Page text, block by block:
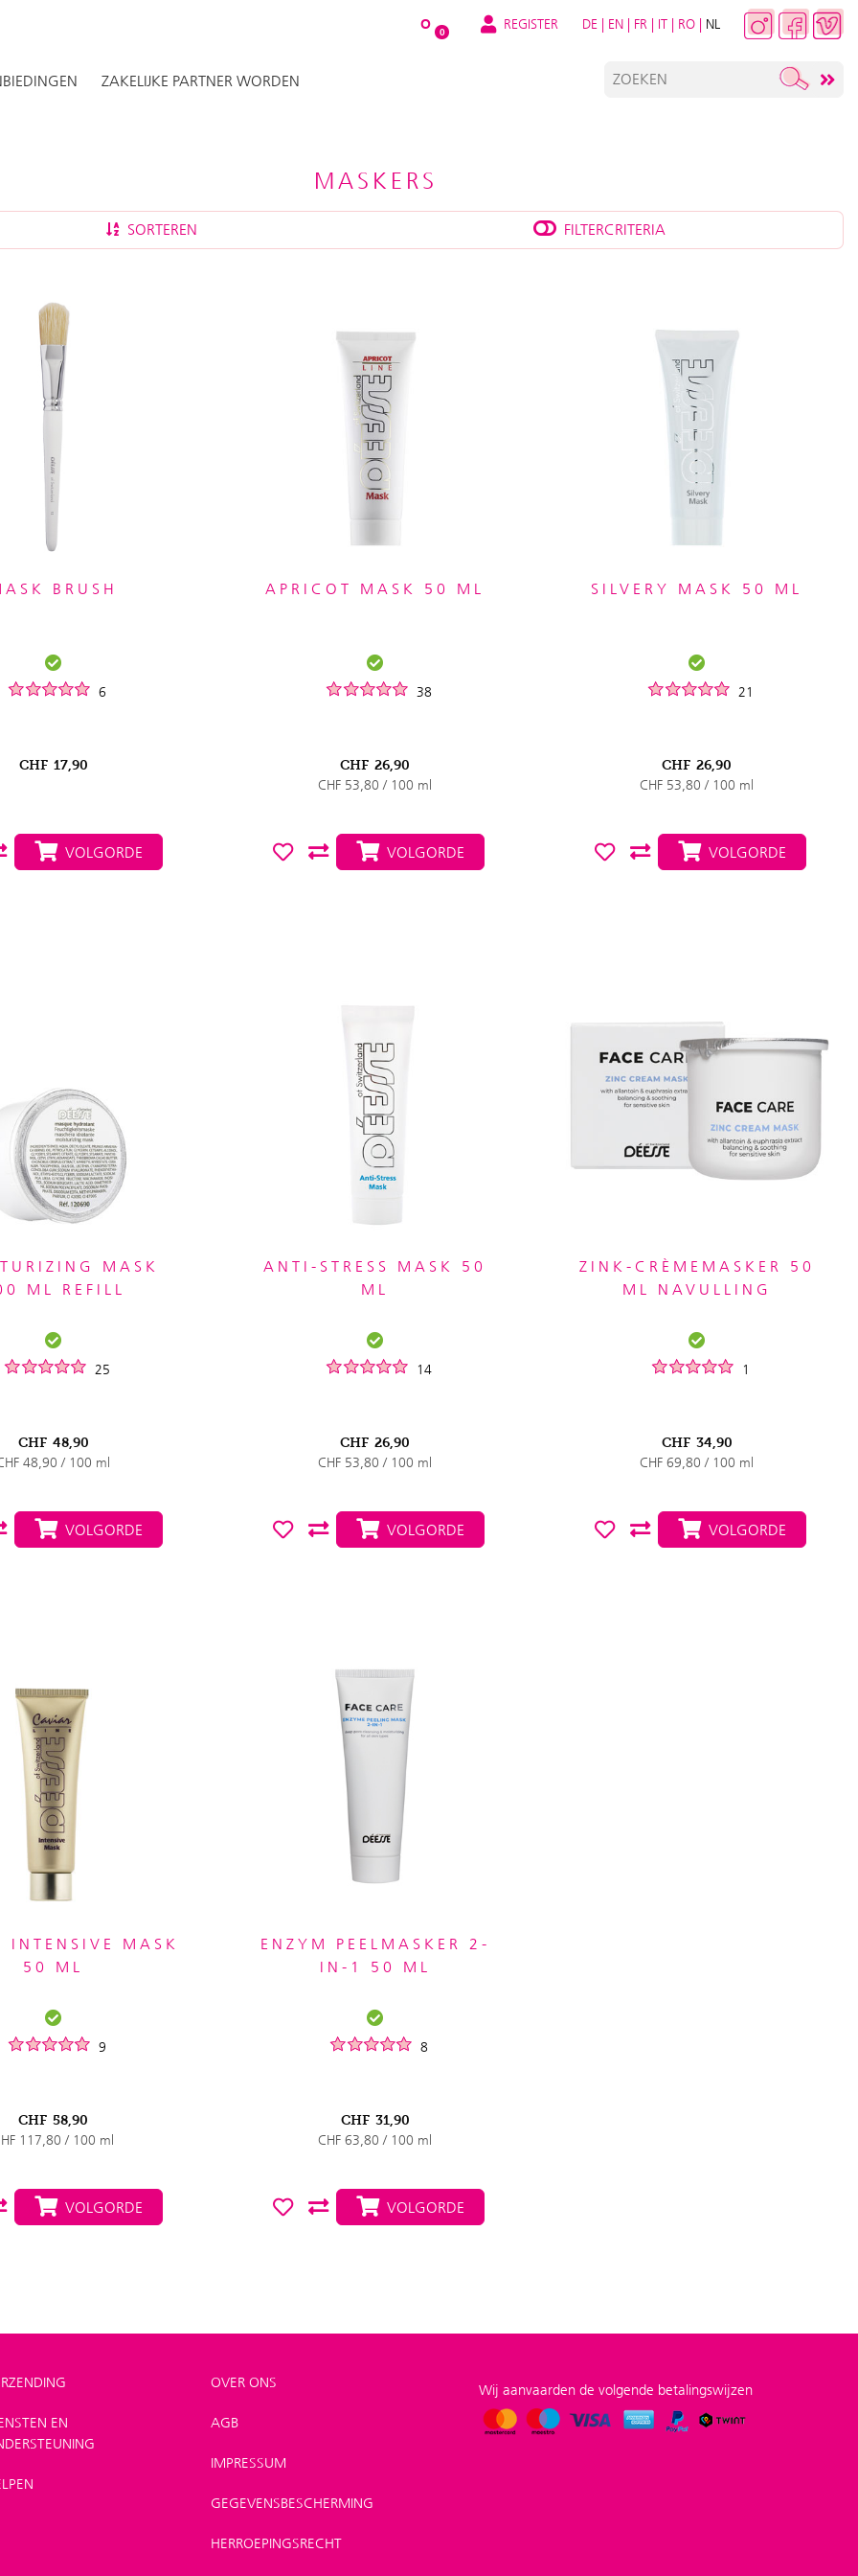
O 0 REGISTER DE | EN | FR | IT | RO | NL
ZAKELIJKE PARTNER WORDEN
MASKERS
SORTEREN FILTERCRITERIA
BRUSH
6
CHF 17,90
VOLGORDE
APRICOT MASK 50 ML
38
CHF 26,90
CHF 53,80 / 100 ml
VOLGORDE
SILVERY MASK 50 ML
21
CHF 26,90
CHF 53,80 / 100 ml
VOLGORDE
MASK
ML REFILL
25
CHF 48,90
48,90 / 100 ml
VOLGORDE
ANTI-STRESS MASK 50
ML
14
CHF 26,90
CHF 53,80 / 100 ml
VOLGORDE
ZINK-CRÈMEMASKER 50
ML NAVULLING
1
CHF 34,90
CHF 69,80 / 100 ml
VOLGORDE
INTENSIVE MASK
50 ML
9
CHF 58,90
117,80 / 100 ml
VOLGORDE
ENZYM PEELMASKER 2-
IN-1 50 ML
8
CHF 31,90
CHF 63,80 / 100 ml
VOLGORDE
EN
OVER ONS
AGB
IMPRESSUM
GEGEVENSBESCHERMING
HERROEPINGSRECHT
Wij aanvaarden de volgende betalingswijzen